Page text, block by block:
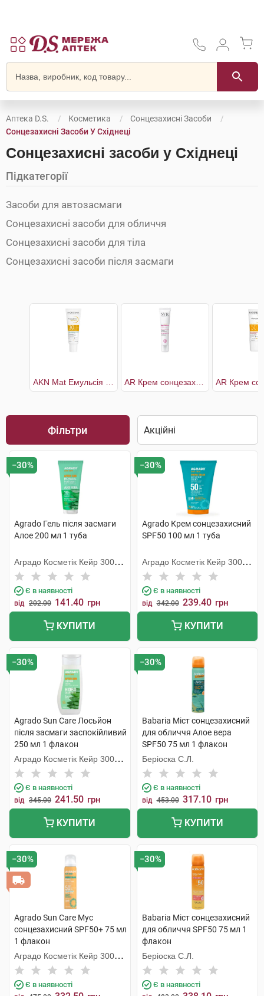
Аптека D.S. Косметика
Сонцезахисні Засоби
Сонцезахисні Засоби У Східнеці
Сонцезахисні засоби у Східнеці
Підкатегорії
Засоби для автозасмаги
Сонцезахисні засоби для обличчя
Сонцезахисні засоби для тіла
Сонцезахисні засоби після засмаги
Фільтри
−30%
Agrado Гель після засмаги
Алое 200 мл 1 туба
Аградо Косметік Кейр 3000
С.Л.У.
Є в наявності
від 202.00 141.40 грн
КУПИТИ
−30%
Agrado Крем сонцезахисний
SPF50 100 мл 1 туба
Аградо Косметік Кейр 3000
С.Л.У.
Є в наявності
від 342.00 239.40 грн
КУПИТИ
−30%
Agrado Sun Care Лосьйон
після засмаги заспокійливий
250 мл 1 флакон
Аградо Косметік Кейр 3000
С.Л.У.
Є в наявності
від 345.00 241.50 грн
КУПИТИ
−30%
Babaria Міст сонцезахисний
для обличчя Алое вера
SPF50 75 мл 1 флакон
Беріоска С.Л.
Є в наявності
від 453.00 317.10 грн
КУПИТИ
−30%
Agrado Sun Care Мус
сонцезахисний SPF50+ 75 мл
1 флакон
Аградо Косметік Кейр 3000
С.Л.У.
Є в наявності
−30%
Babaria Міст сонцезахисний
для обличчя SPF50 75 мл 1
флакон
Беріоска С.Л.
Є в наявності